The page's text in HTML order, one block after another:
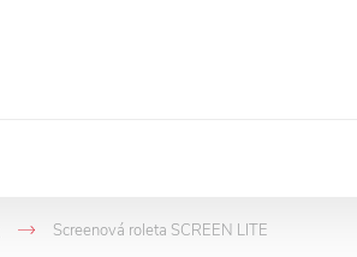
Screenová roleta SCREEN LITE